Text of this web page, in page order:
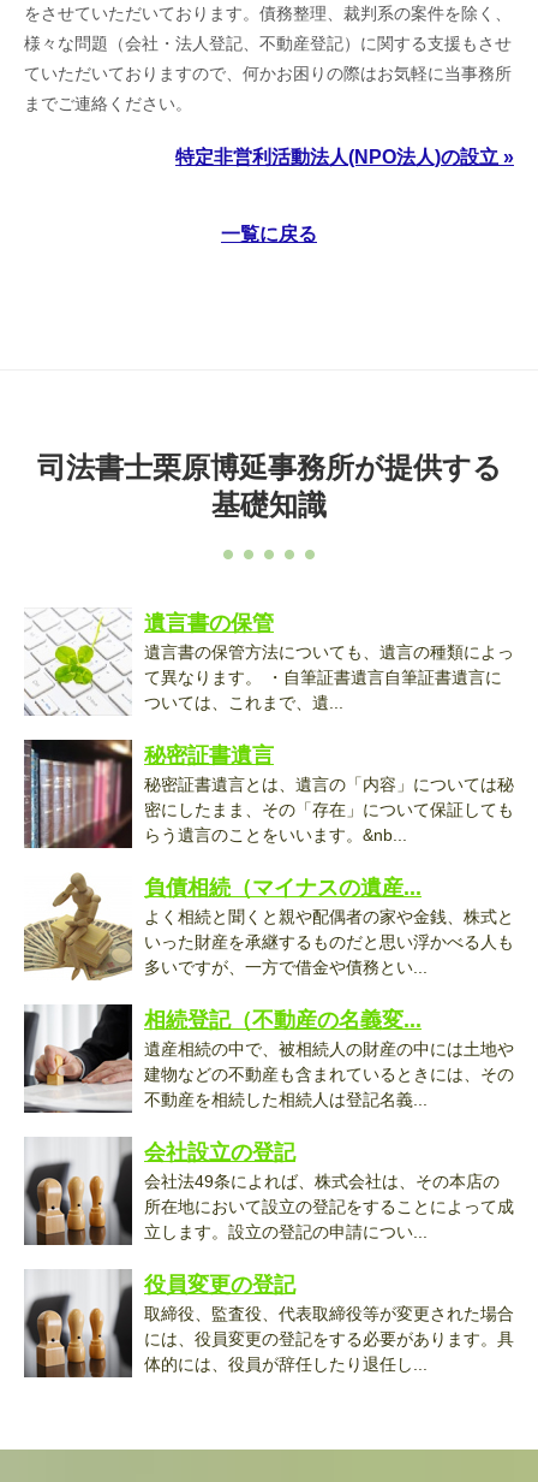
をさせていただいております。債務整理、裁判系の案件を除く、
様々な問題（会社・法人登記、不動産登記）に関する支援もさせ
ていただいておりますので、何かお困りの際はお気軽に当事務所
までご連絡ください。
特定非営利活動法人(NPO法人)の設立 »
一覧に戻る
司法書士栗原博延事務所が提供する
基礎知識
遺言書の保管
遺言書の保管方法についても、遺言の種類によっ
て異なります。 ・自筆証書遺言自筆証書遺言に
ついては、これまで、遺...
秘密証書遺言
秘密証書遺言とは、遺言の「内容」については秘
密にしたまま、その「存在」について保証しても
らう遺言のことをいいます。&nb...
負債相続（マイナスの遺産...
よく相続と聞くと親や配偶者の家や金銭、株式と
いった財産を承継するものだと思い浮かべる人も
多いですが、一方で借金や債務とい...
相続登記（不動産の名義変...
遺産相続の中で、被相続人の財産の中には土地や
建物などの不動産も含まれているときには、その
不動産を相続した相続人は登記名義...
会社設立の登記
会社法49条によれば、株式会社は、その本店の
所在地において設立の登記をすることによって成
立します。設立の登記の申請につい...
役員変更の登記
取締役、監査役、代表取締役等が変更された場合
には、役員変更の登記をする必要があります。具
体的には、役員が辞任したり退任し...